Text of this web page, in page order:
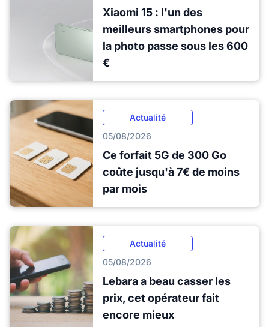
Xiaomi 15 : l'un des
meilleurs smartphones pour
la photo passe sous les 600
€
Actualité
05/08/2026
Ce forfait 5G de 300 Go
coûte jusqu'à 7€ de moins
par mois
Actualité
05/08/2026
Lebara a beau casser les
prix, cet opérateur fait
encore mieux